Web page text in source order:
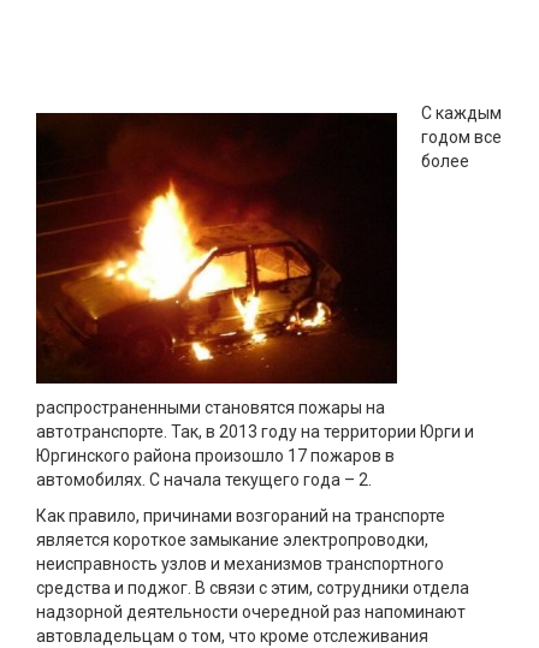
С каждым
годом все
более
распространенными становятся пожары на
автотранспорте. Так, в 2013 году на территории Юрги и
Юргинского района произошло 17 пожаров в
автомобилях. С начала текущего года – 2.
Как правило, причинами возгораний на транспорте
является короткое замыкание электропроводки,
неисправность узлов и механизмов транспортного
средства и поджог. В связи с этим, сотрудники отдела
надзорной деятельности очередной раз напоминают
автовладельцам о том, что кроме отслеживания